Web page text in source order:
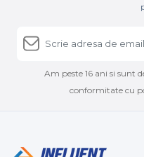
Am peste 16 ani si sunt
conformitate cu